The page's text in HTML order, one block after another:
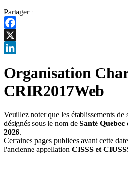
Partager :
Facebook
X
Organisation
CRIR2017Web
Veuillez noter que les établissements de
désignés sous le nom de Santé Québec
2026.
Certaines pages publiées avant cette
l'ancienne appellation CISSS et